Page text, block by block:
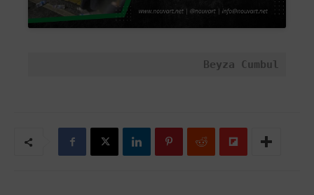
Beyza Cumbul